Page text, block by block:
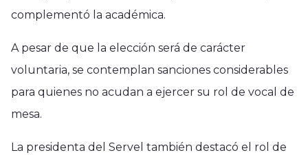
complementó la académica.
A pesar de que la elección será de carácter
voluntaria, se contemplan sanciones considerables
para quienes no acudan a ejercer su rol de vocal de
mesa.
La presidenta del Servel también destacó el rol de